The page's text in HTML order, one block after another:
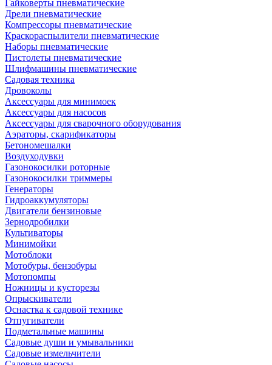
Гайковерты пневматические
Дрели пневматические
Компрессоры пневматические
Краскораспылители пневматические
Наборы пневматические
Пистолеты пневматические
Шлифмашины пневматические
Садовая техника
Дровоколы
Аксессуары для минимоек
Аксессуары для насосов
Аксессуары для сварочного оборудования
Аэраторы, скарификаторы
Бетономешалки
Воздуходувки
Газонокосилки роторные
Газонокосилки триммеры
Генераторы
Гидроаккумуляторы
Двигатели бензиновые
Зернодробилки
Культиваторы
Минимойки
Мотоблоки
Мотобуры, бензобуры
Мотопомпы
Ножницы и кусторезы
Опрыскиватели
Оснастка к садовой технике
Отпугиватели
Подметальные машины
Садовые души и умывальники
Садовые измельчители